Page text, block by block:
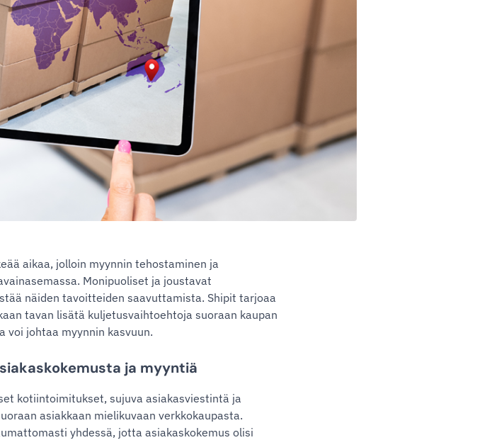
aikaa, jolloin myynnin tehostaminen ja
Monipuoliset ja joustavat
näiden tavoitteiden saavuttamista. Shipit tarjoaa
tavan lisätä kuljetusvaihtoehtoja suoraan kaupan
voi johtaa myynnin kasvuun.
ja myyntiä
kotiintoimitukset, sujuva asiakasviestintä ja
asiakkaan mielikuvaan verkkokaupasta.
yhdessä, jotta asiakaskokemus olisi